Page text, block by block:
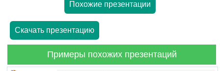
Похожие презентации
Скачать презентацию
Примеры похожих презентаций